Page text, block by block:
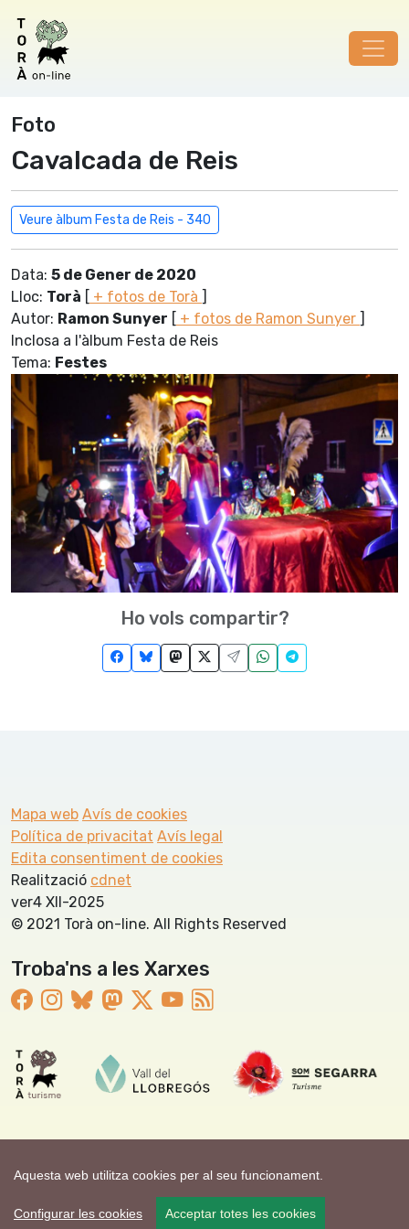
Aquesta web utilitza cookies per al seu funcionament.
Configurar les cookies Acceptar totes les cookies
Foto
Cavalcada de Reis
Veure àlbum Festa de Reis - 340
Data: 5 de Gener de 2020
Lloc: Torà [ + fotos de Torà ]
Autor: Ramon Sunyer [ + fotos de Ramon Sunyer ]
Inclosa a l'àlbum Festa de Reis
Tema: Festes
Ho vols compartir?
Mapa web Avís de cookies
Política de privacitat Avís legal
Edita consentiment de cookies
Realització cdnet
ver4 XII-2025
© 2021 Torà on-line. All Rights Reserved
Troba'ns a les Xarxes